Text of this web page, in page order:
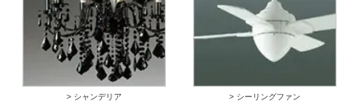
> シャンデリア > シーリングファン